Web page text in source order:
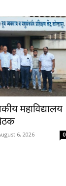
महाविद्यालय
6, 2026 0